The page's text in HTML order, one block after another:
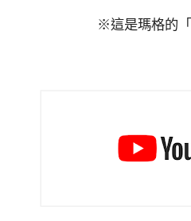
※這是瑪格的「